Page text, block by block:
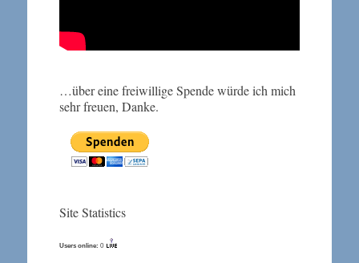
…über eine freiwillige Spende würde ich mich
sehr freuen, Danke.
Site Statistics
Users online: 0